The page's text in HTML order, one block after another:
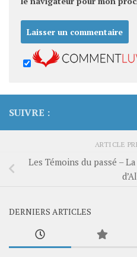
SUIVRE :
ARTICLE
Les Témoins du passé –
DERNIERS ARTICLES